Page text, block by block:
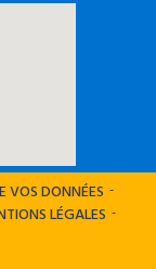
VOS DONNÉES
LÉGALES